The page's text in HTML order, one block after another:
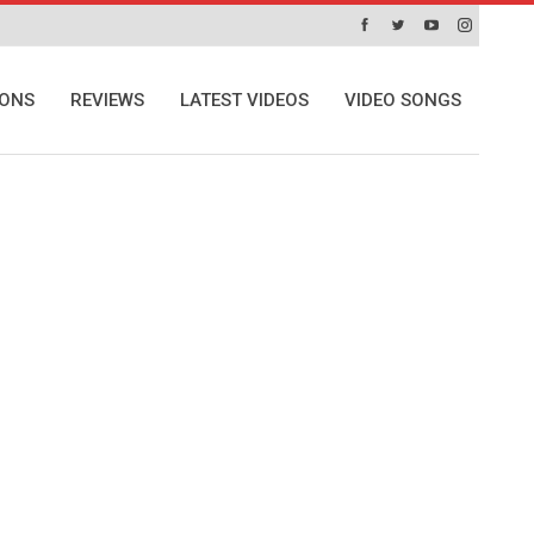
REVIEWS LATEST VIDEOS VIDEO SONGS